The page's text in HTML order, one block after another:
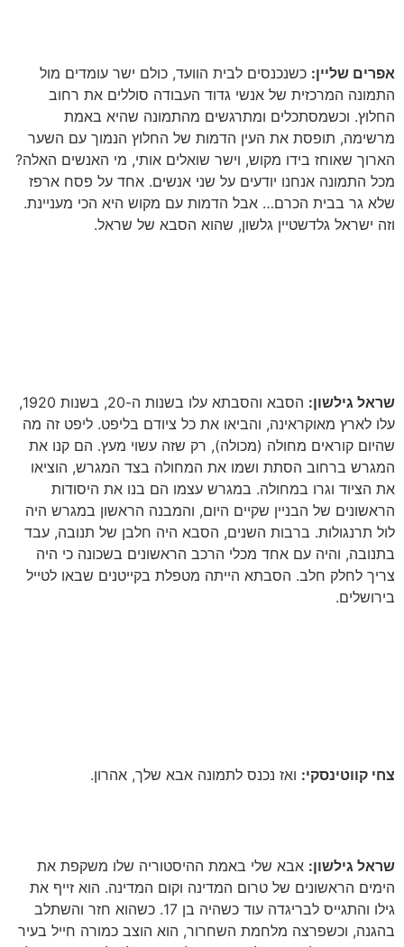
אפרים שליין:כשנכנסים לבית הוועד, כולם ישר עומדים מול
התמונה המרכזית של אנשי גדוד העבודה סוללים את רחוב
החלוץ. וכשמסתכלים ומתרגשים מהתמונה שהיא באמת
מרשימה, תופסת את העין הדמות של החלוץ הנמוך עם השער
הארוך שאוחז בידו מקוש, וישר שואלים אותי, מי האנשים האלה?
מכל התמונה אנחנו יודעים על שני אנשים. אחד על פסח ארפז
שלא גר בבית הכרם… אבל הדמות עם מקוש היא הכי מעניינת.
וזה ישראל גלדשטיין גלשון, שהוא הסבא של שראל.
שראל גילשון:
הסבא והסבתא עלו בשנות ה-20, בשנות 1920,
עלו לארץ מאוקראינה, והביאו את כל ציודם בליפט. ליפט זה מה
שהיום קוראים מחולה (מכולה), רק שזה עשוי מעץ. הם קנו את
המגרש ברחוב הסתת ושמו את המחולה בצד המגרש, הוציאו
את הציוד וגרו במחולה. במגרש עצמו הם בנו את היסודות
הראשונים של הבניין שקיים היום, והמבנה הראשון במגרש היה
לול תרנגולות. ברבות השנים, הסבא היה חלבן של תנובה, עבד
בתנובה, והיה עם אחד מכלי הרכב הראשונים בשכונה כי היה
צריך לחלק חלב. הסבתא הייתה מטפלת בקייטנים שבאו לטייל
בירושלים.
צחי קווטינסקי:ואז נכנס לתמונה אבא שלך, אהרון.
שראל גילשון:אבא שלי באמת ההיסטוריה שלו משקפת את
הימים הראשונים של טרום המדינה וקום המדינה. הוא זייף את
גילו והתגייס לבריגדה עוד כשהיה בן 17
. כשהוא חזר והשתלב
בהגנה, וכשפרצה מלחמת השחרור, הוא הוצב כמורה חייל בעיר